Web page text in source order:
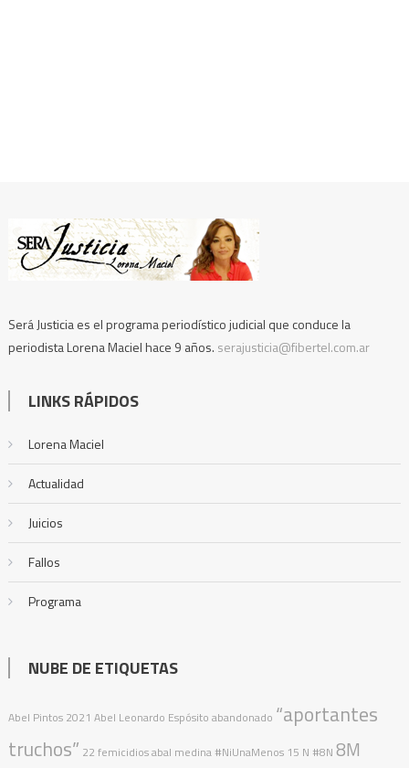
Será Justicia es el programa periodístico judicial que conduce la
periodista Lorena Maciel hace 9 años. serajusticia@fibertel.com.ar
LINKS RÁPIDOS
Lorena Maciel
Actualidad
Juicios
Fallos
Programa
NUBE DE ETIQUETAS
Abel Pintos 2021 Abel Leonardo Espósito abandonado “aportantes
truchos” 22 femicidiosabal medina #NiUnaMenos 15 N #8N 8M